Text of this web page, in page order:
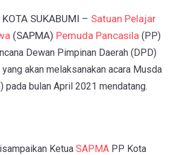
SUKABUMI – Satuan Pelajar
(SAPMA) Pemuda Pancasila (PP)
Dewan Pimpinan Daerah (DPD)
akan melaksanakan acara Musda
pada bulan April 2021 mendatang.
Ketua SAPMAPP Kota